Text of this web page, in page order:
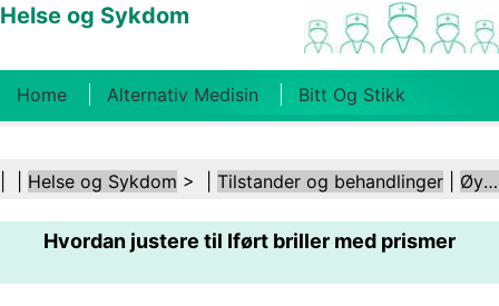
Helse og Sykdom
Home Alternativ Medisin Bitt Og Stikk
Kosthold Og Ernæring Familiehelse
Helsebransjen Psykisk Helse Folkehelse Og
Sikkerhet Kirurgi Og Prosedyrer Helse
Helse og Sykdom > | Tilstander og behandlinger Øye- og synsforstyrrelser
Hvordan justere til Iført briller med prismer